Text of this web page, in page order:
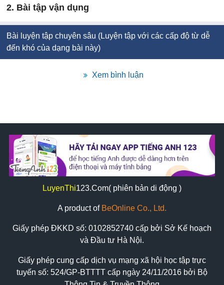
2. Bài tập vận dụng
Bài luyện tập chuyên sâu (Luyện tập với các cấp độ từ dễ
đến khó của dạng bài này)
Xem bình luận
LuyenThi123.Com( phiên bản di động )
A product of BeOnline Co., Ltd.
Giấy phép ĐKKD số: 0102852740 cấp bởi Sở Kế hoạch
và Đầu tư Hà Nội.
Giấy phép cung cấp dịch vụ mạng xã hội học tập trực
tuyến số: 524/GP-BTTTT cấp ngày 24/11/2016 bởi Bộ